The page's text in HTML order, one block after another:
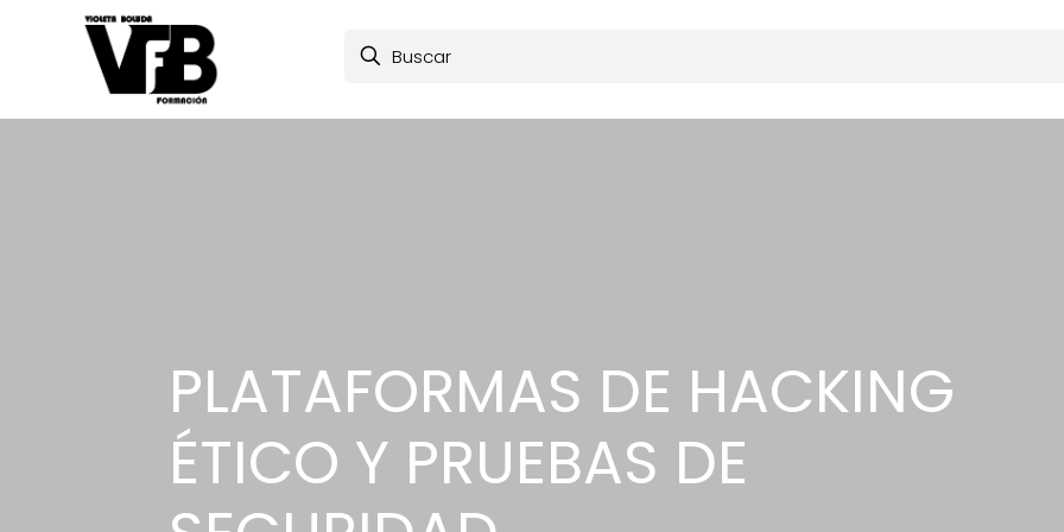
PLATAFORMAS DE HACKING
ÉTICO Y PRUEBAS DE